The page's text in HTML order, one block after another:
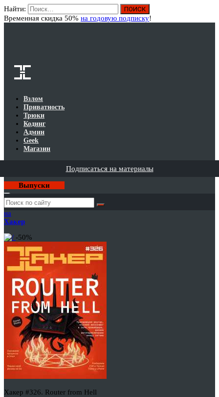
Найти:
Временная скидка 50% на годовую подписку!
Взлом
Приватность
Трюки
Кодинг
Админ
Geek
Магазин
Подписаться на материалы
Выпуски
Годовая
подписка
на
Хакер
-50%
Хакер #326. Router from Hell